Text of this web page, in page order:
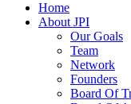
Home
About JPI
Our Goals
Team
Network
Founders
Board Of